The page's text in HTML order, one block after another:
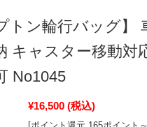
トン輪行バッグ】
キャスター移動対
No1045
¥16,500 (税込)